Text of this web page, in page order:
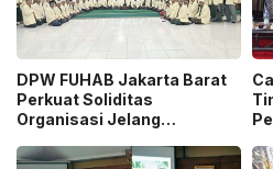
DPW FUHAB Jakarta Barat
Perkuat Soliditas
Organisasi Jelang
se-DKI Jakarta!
03